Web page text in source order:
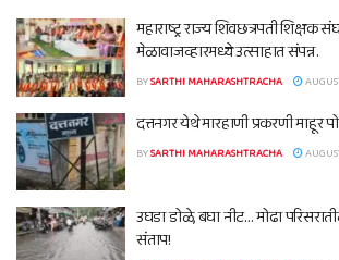
महाराष्ट्र राज्य शिवछत्रपती शिक्षक
मेळावाजव्हारमध्ये उत्साहात संपन्न.
BYSARTHI MAHARASHTRACHA
दत्तनगर येथे मारहाणी प्रकरणी माहूर
BYSARTHI MAHARASHTRACHA
उघडा डोळे, बघा नीट… मोढा
संताप!